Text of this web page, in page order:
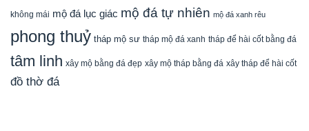
không mái mộ đá lục giác mộ đá tự nhiên mộ đá xanh rêu
phong thuỷ tháp mộ sư tháp mộ đá xanh tháp để hài cốt bằng đá
tâm linh xây mộ bằng đá đẹp xây mộ tháp bằng đá xây tháp để hài cốt
đồ thờ đá